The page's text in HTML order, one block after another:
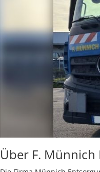
Über F. Münnich